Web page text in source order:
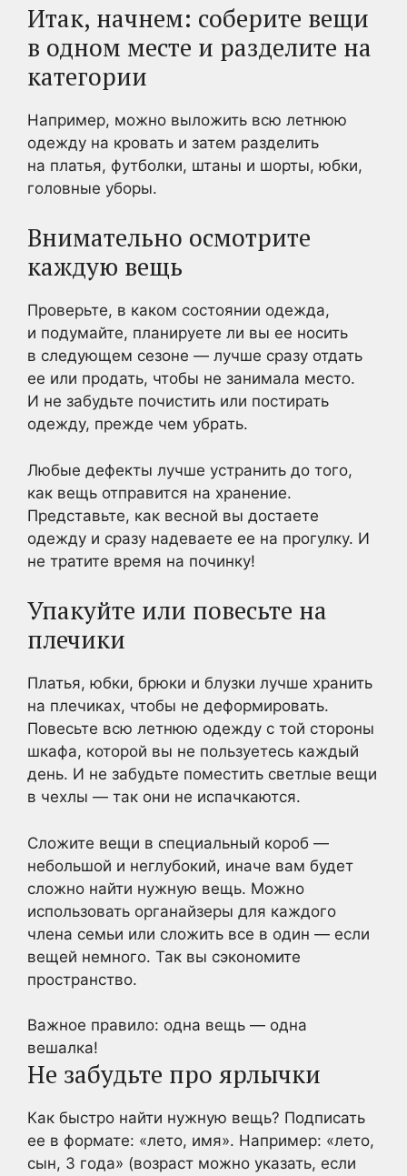
Итак, начнем: соберите вещи
в одном месте и разделите на
категории
Например, можно выложить всю летнюю
одежду на кровать и затем разделить
на платья, футболки, штаны и шорты, юбки,
головные уборы.
Внимательно осмотрите
каждую вещь
Проверьте, в каком состоянии одежда,
и подумайте, планируете ли вы ее носить
в следующем сезоне — лучше сразу отдать
ее или продать, чтобы не занимала место.
И не забудьте почистить или постирать
одежду, прежде чем убрать.
Любые дефекты лучше устранить до того,
как вещь отправится на хранение.
Представьте, как весной вы достаете
одежду и сразу надеваете ее на прогулку. И
не тратите время на починку!
Упакуйте или повесьте на
плечики
Платья, юбки, брюки и блузки лучше хранить
на плечиках, чтобы не деформировать.
Повесьте всю летнюю одежду с той стороны
шкафа, которой вы не пользуетесь каждый
день. И не забудьте поместить светлые вещи
в чехлы — так они не испачкаются.
Сложите вещи в специальный короб —
небольшой и неглубокий, иначе вам будет
сложно найти нужную вещь. Можно
использовать органайзеры для каждого
члена семьи или сложить все в один — если
вещей немного. Так вы сэкономите
пространство.
Важное правило: одна вещь — одна
вешалка!
Не забудьте про ярлычки
Как быстро найти нужную вещь? Подписать
ее в формате: «лето, имя». Например: «лето,
сын, 3 года» (возраст можно указать, если